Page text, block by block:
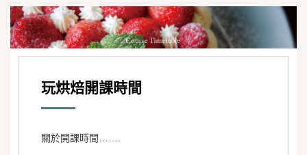
玩烘焙開課時間
關於開課時間…….